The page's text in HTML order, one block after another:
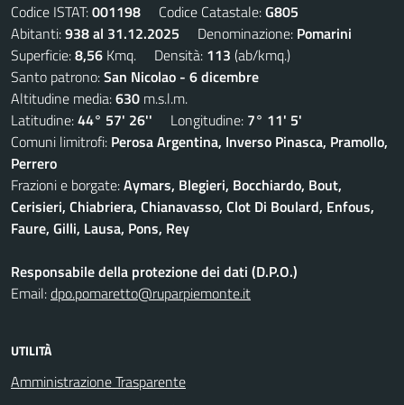
Codice ISTAT:001198 Codice Catastale:G805
Abitanti:938 al 31.12.2025 Denominazione: Pomarini
Superficie:8,56 Kmq. Densità: 113 (ab/kmq.)
Santo patrono:San Nicolao - 6 dicembre
Altitudine media:630 m.s.l.m.
Latitudine:44° 57' 26'' Longitudine: 7° 11' 5'
Comuni limitrofi: Perosa Argentina, Inverso Pinasca, Pramollo,
Perrero
Frazioni e borgate:Aymars, Blegieri, Bocchiardo, Bout,
Cerisieri, Chiabriera, Chianavasso, Clot Di Boulard, Enfous,
Faure, Gilli, Lausa, Pons, Rey
Responsabile della protezione dei dati (D.P.O.)
Email:dpo.pomaretto@ruparpiemonte.it
UTILITÀ
Amministrazione Trasparente